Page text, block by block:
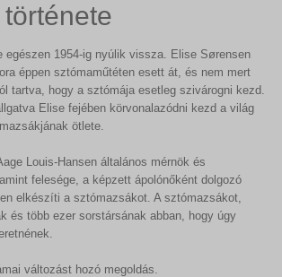
egészen 1954-ig nyúlik vissza. Elise Sørensen
éppen sztómaműtéten esett át, és nem mert
tartva, hogy a sztómája esetleg szivárogni kezd.
Elise fejében körvonalazódni kezd a világ
ötlete.
Louis-Hansen általános mérnök és
felesége, a képzett ápolónőként dolgozó
elkészíti a sztómazsákot. A sztómazsákot,
és több ezer sorstársának abban, hogy úgy
változást hozó megoldás.